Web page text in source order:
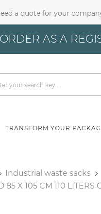
a quote for your
AS A
TRANSFORM YOUR
Industrial waste sacks
X 105 CM 110 LITERS
In
Cancel